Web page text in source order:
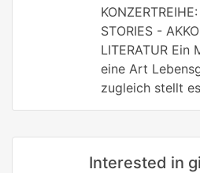
STORIES -
LITERATUR Ein
eine Art
zugleich stellt
Interested in